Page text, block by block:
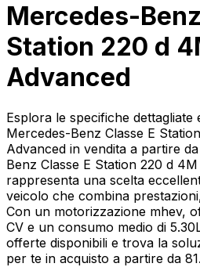
Mercedes-
Station 220 d
Advanced
Esplora le specifiche
Mercedes-Benz Classe E
Advanced in vendita a partire
Benz Classe E Station 220 d
rappresenta una scelta
veicolo che combina
Con un motorizzazione mhev,
CV e un consumo medio di
offerte disponibili e trova la
per te in acquisto a partire da